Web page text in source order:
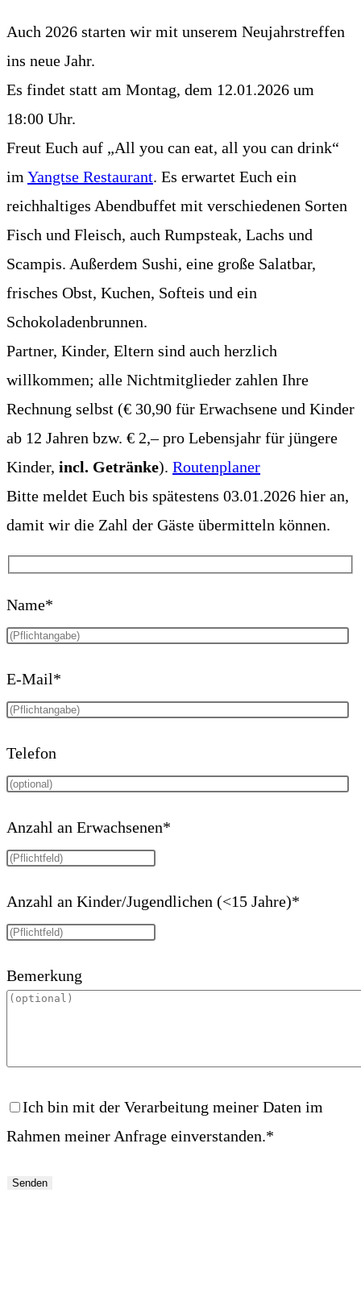
Auch 2026 starten wir mit unserem Neujahrstreffen
ins neue Jahr.
Es findet statt am Montag, dem 12.01.2026 um
18:00 Uhr.
Freut Euch auf „All you can eat, all you can drink“
im Yangtse Restaurant. Es erwartet Euch ein
reichhaltiges Abendbuffet mit verschiedenen Sorten
Fisch und Fleisch, auch Rumpsteak, Lachs und
Scampis. Außerdem Sushi, eine große Salatbar,
frisches Obst, Kuchen, Softeis und ein
Schokoladenbrunnen.
Partner, Kinder, Eltern sind auch herzlich
willkommen; alle Nichtmitglieder zahlen Ihre
Rechnung selbst (€ 30,90 für Erwachsene und Kinder
ab 12 Jahren bzw. € 2,– pro Lebensjahr für jüngere
Kinder, incl. Getränke). Routenplaner
Bitte meldet Euch bis spätestens 03.01.2026 hier an,
damit wir die Zahl der Gäste übermitteln können.
Name*
E-Mail*
Telefon
Anzahl an Erwachsenen*
Anzahl an Kinder/Jugendlichen (<15 Jahre)*
Bemerkung
Ich bin mit der Verarbeitung meiner Daten im
Rahmen meiner Anfrage einverstanden.*